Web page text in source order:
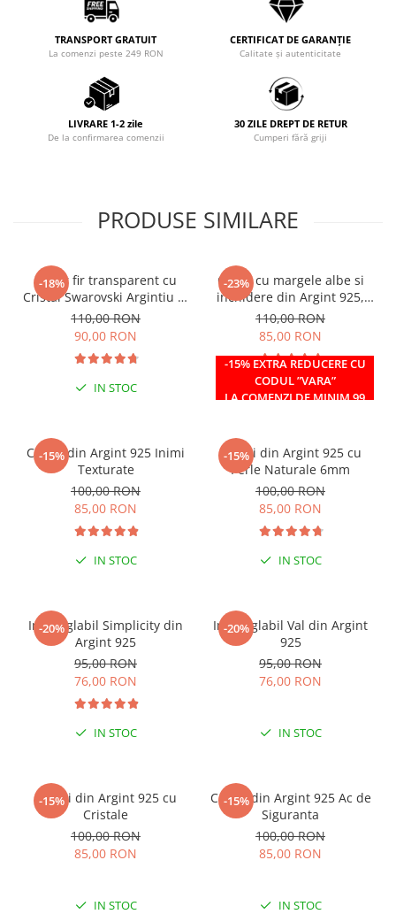
TRANSPORT GRATUIT
La comenzi peste 249 RON
CERTIFICAT DE GARANȚIE
Calitate și autenticitate
LIVRARE 1-2 zile
De la confirmarea comenzii
30 ZILE DREPT DE RETUR
Cumperi fără griji
PRODUSE SIMILARE
-18%
Colier fir transparent cu
Cristal Swarovski Argintiu in
Caseta din Argint 925
110,00 RON
90,00 RON
IN STOC
-23%
-15% EXTRA REDUCERE CU
CODUL ”VARA”
LA COMENZI DE MINIM 99
Colier cu margele albe si
inchidere din Argint 925,
reglabil 38-41 cm
110,00 RON
85,00 RON
IN STOC
-15%
Cercei din Argint 925 Inimi
Texturate
100,00 RON
85,00 RON
IN STOC
-15%
Cercei din Argint 925 cu
Perle Naturale 6mm
100,00 RON
85,00 RON
IN STOC
-20%
Inel reglabil Simplicity din
Argint 925
95,00 RON
76,00 RON
IN STOC
-20%
Inel reglabil Val din Argint
925
95,00 RON
76,00 RON
IN STOC
-15%
Cercei din Argint 925 cu
Cristale
100,00 RON
85,00 RON
IN STOC
-15%
Cercei din Argint 925 Ac de
Siguranta
100,00 RON
85,00 RON
IN STOC